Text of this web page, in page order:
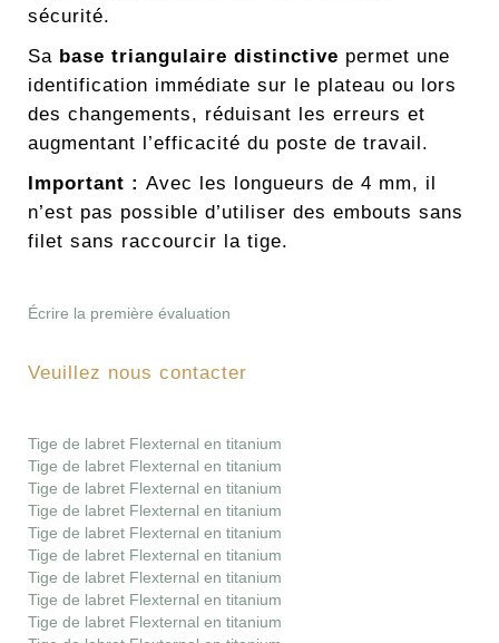
sécurité.
Sa base triangulaire distinctive permet une
identification immédiate sur le plateau ou lors
des changements, réduisant les erreurs et
augmentant l’efficacité du poste de travail.
Important : Avec les longueurs de 4 mm, il
n’est pas possible d’utiliser des embouts sans
filet sans raccourcir la tige.
Écrire la première évaluation
Veuillez nous contacter
Tige de labret Flexternal en titanium
Tige de labret Flexternal en titanium
Tige de labret Flexternal en titanium
Tige de labret Flexternal en titanium
Tige de labret Flexternal en titanium
Tige de labret Flexternal en titanium
Tige de labret Flexternal en titanium
Tige de labret Flexternal en titanium
Tige de labret Flexternal en titanium